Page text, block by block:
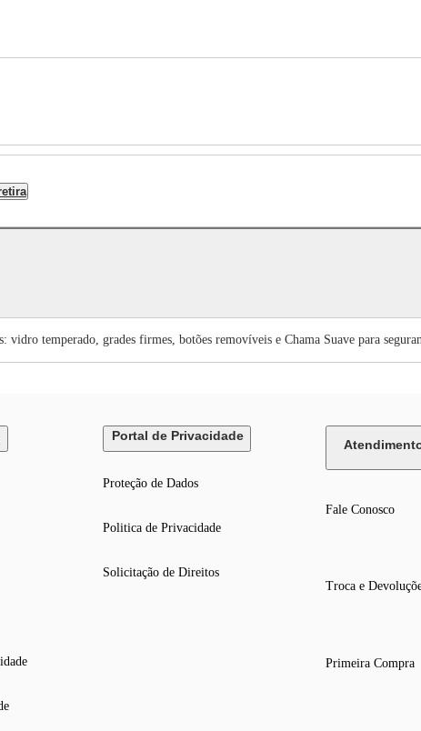
vidro temperado, grades firmes, botões removíveis e Chama Suave para
Portal de Privacidade
Proteção de Dados
Politica de Privacidade
Solicitação de Direitos
Fale Conosco
Troca e
Primeira Compra